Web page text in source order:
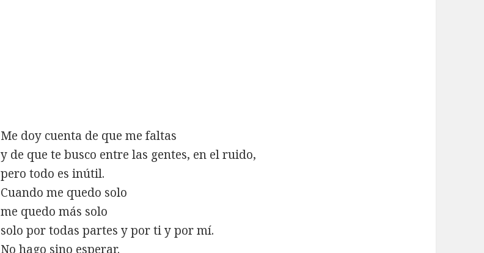
Me doy cuenta de que me faltas
y de que te busco entre las gentes, en el ruido,
pero todo es inútil.
Cuando me quedo solo
me quedo más solo
solo por todas partes y por ti y por mí.
No hago sino esperar.